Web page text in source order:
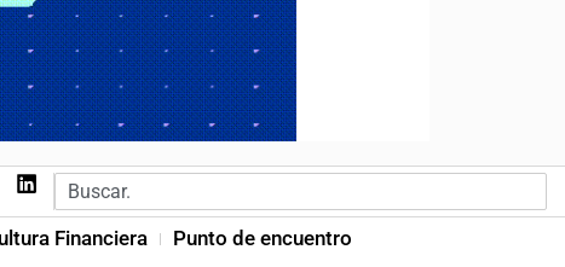
Financiera Punto de encuentro